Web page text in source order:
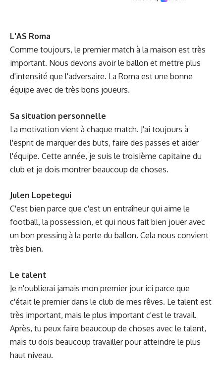
L'AS Roma
Comme toujours, le premier match à la maison est très
important. Nous devons avoir le ballon et mettre plus
d'intensité que l'adversaire. La Roma est une bonne
équipe avec de très bons joueurs.
Sa situation personnelle
La motivation vient à chaque match. J'ai toujours à
l'esprit de marquer des buts, faire des passes et aider
l'équipe. Cette année, je suis le troisième capitaine du
club et je dois montrer beaucoup de choses.
Julen Lopetegui
C'est bien parce que c'est un entraîneur qui aime le
football, la possession, et qui nous fait bien jouer avec
un bon pressing à la perte du ballon. Cela nous convient
très bien.
Le talent
Je n'oublierai jamais mon premier jour ici parce que
c'était le premier dans le club de mes rêves. Le talent est
très important, mais le plus important c'est le travail.
Après, tu peux faire beaucoup de choses avec le talent,
mais tu dois beaucoup travailler pour atteindre le plus
haut niveau.